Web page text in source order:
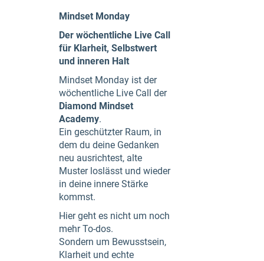
Mindset Monday
Der wöchentliche Live Call
für Klarheit, Selbstwert
und inneren Halt
Mindset Monday ist der
wöchentliche Live Call der
Diamond Mindset
Academy.
Ein geschützter Raum, in
dem du deine Gedanken
neu ausrichtest, alte
Muster loslässt und wieder
in deine innere Stärke
kommst.
Hier geht es nicht um noch
mehr To-dos.
Sondern um Bewusstsein,
Klarheit und echte